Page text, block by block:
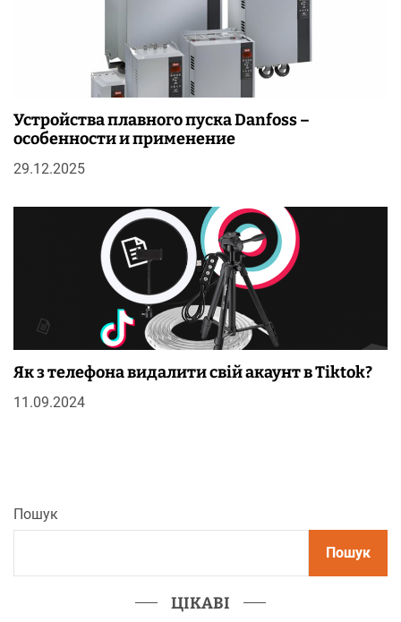
Устройства плавного пуска Danfoss –
особенности и применение
29.12.2025
Як з телефона видалити свій акаунт в Tiktok?
11.09.2024
Пошук
Пошук
ЦІКАВІ